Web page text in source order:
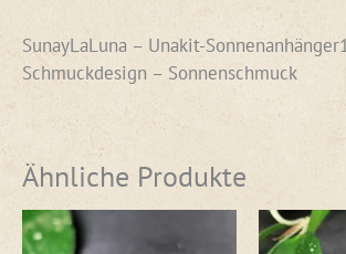
SunayLaLuna – Unakit-
Schmuckdesign – Sonnenschmuck
Ähnliche Produkte